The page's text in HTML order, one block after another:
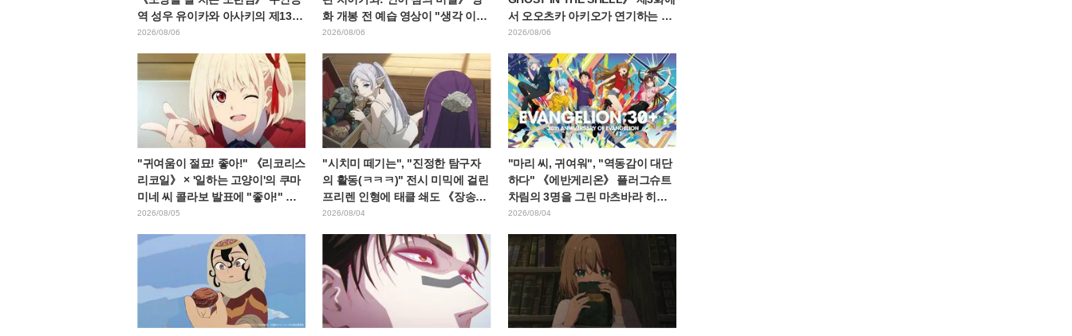
역 성우 유이카와 아사키의 제13화
ED 일러스트에 찬사 속출
2026/08/06
화 개봉 전 예습 영상이 "생각 이상
으로 가혹하다", "노동 얘기뿐이
2026/08/06
서 오오츠카 아키오가 연기하는 마
레스 대령 등장! 캐스트 코멘트 &
2026/08/06
"귀여움이 절묘! 좋아!" 《리코리스
리코일》 × '일하는 고양이'의 쿠마
미네 씨 콜라보 발표에 "좋아!" 반
응 잇따라
2026/08/05
"시치미 떼기는", "진정한 탐구자
의 활동(ㅋㅋㅋ)" 전시 미믹에 걸린
프리렌 인형에 태클 쇄도 《장송의
프리렌》
2026/08/04
"마리 씨, 귀여워", "역동감이 대단
하다" 《에반게리온》 플러그슈트
차림의 3명을 그린 마츠바라 히데
노리 씨의 아름다운 드로잉 공개에
2026/08/04